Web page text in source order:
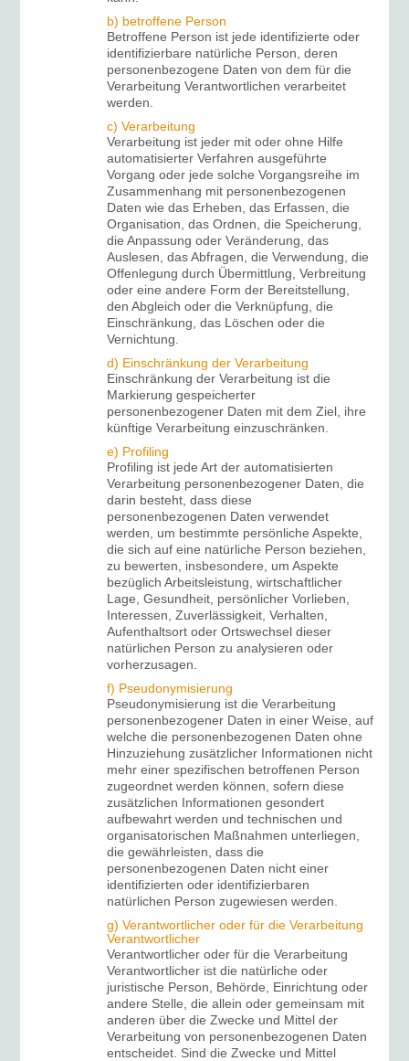
b) betroffene Person
Betroffene Person ist jede identifizierte oder
identifizierbare natürliche Person, deren
personenbezogene Daten von dem für die
Verarbeitung Verantwortlichen verarbeitet
werden.
c) Verarbeitung
Verarbeitung ist jeder mit oder ohne Hilfe
automatisierter Verfahren ausgeführte
Vorgang oder jede solche Vorgangsreihe im
Zusammenhang mit personenbezogenen
Daten wie das Erheben, das Erfassen, die
Organisation, das Ordnen, die Speicherung,
die Anpassung oder Veränderung, das
Auslesen, das Abfragen, die Verwendung, die
Offenlegung durch Übermittlung, Verbreitung
oder eine andere Form der Bereitstellung,
den Abgleich oder die Verknüpfung, die
Einschränkung, das Löschen oder die
Vernichtung.
d) Einschränkung der Verarbeitung
Einschränkung der Verarbeitung ist die
Markierung gespeicherter
personenbezogener Daten mit dem Ziel, ihre
künftige Verarbeitung einzuschränken.
e) Profiling
Profiling ist jede Art der automatisierten
Verarbeitung personenbezogener Daten, die
darin besteht, dass diese
personenbezogenen Daten verwendet
werden, um bestimmte persönliche Aspekte,
die sich auf eine natürliche Person beziehen,
zu bewerten, insbesondere, um Aspekte
bezüglich Arbeitsleistung, wirtschaftlicher
Lage, Gesundheit, persönlicher Vorlieben,
Interessen, Zuverlässigkeit, Verhalten,
Aufenthaltsort oder Ortswechsel dieser
natürlichen Person zu analysieren oder
vorherzusagen.
f) Pseudonymisierung
Pseudonymisierung ist die Verarbeitung
personenbezogener Daten in einer Weise, auf
welche die personenbezogenen Daten ohne
Hinzuziehung zusätzlicher Informationen nicht
mehr einer spezifischen betroffenen Person
zugeordnet werden können, sofern diese
zusätzlichen Informationen gesondert
aufbewahrt werden und technischen und
organisatorischen Maßnahmen unterliegen,
die gewährleisten, dass die
personenbezogenen Daten nicht einer
identifizierten oder identifizierbaren
natürlichen Person zugewiesen werden.
g) Verantwortlicher oder für die Verarbeitung
Verantwortlicher
Verantwortlicher oder für die Verarbeitung
Verantwortlicher ist die natürliche oder
juristische Person, Behörde, Einrichtung oder
andere Stelle, die allein oder gemeinsam mit
anderen über die Zwecke und Mittel der
Verarbeitung von personenbezogenen Daten
entscheidet. Sind die Zwecke und Mittel